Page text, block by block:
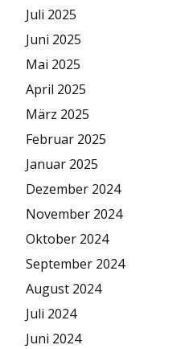
Juli 2025
Juni 2025
Mai 2025
April 2025
März 2025
Februar 2025
Januar 2025
Dezember 2024
November 2024
Oktober 2024
September 2024
August 2024
Juli 2024
Juni 2024